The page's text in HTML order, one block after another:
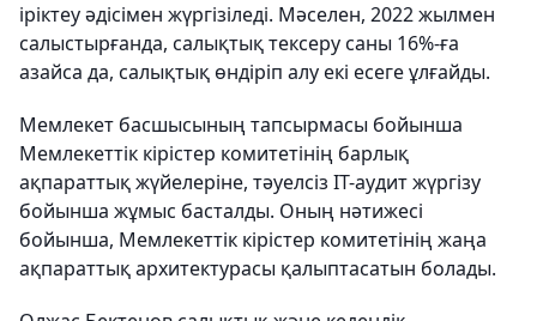
іріктеу әдісімен жүргізіледі. Мәселен, 2022 жылмен
салыстырғанда, салықтық тексеру саны 16%-ға
азайса да, салықтық өндіріп алу екі есеге ұлғайды.
Мемлекет басшысының тапсырмасы бойынша
Мемлекеттік кірістер комитетінің барлық
ақпараттық жүйелеріне, тәуелсіз IT-аудит жүргізу
бойынша жұмыс басталды. Оның нәтижесі
бойынша, Мемлекеттік кірістер комитетінің жаңа
ақпараттық архитектурасы қалыптасатын болады.